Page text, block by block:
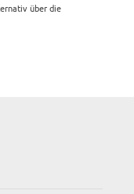
über die